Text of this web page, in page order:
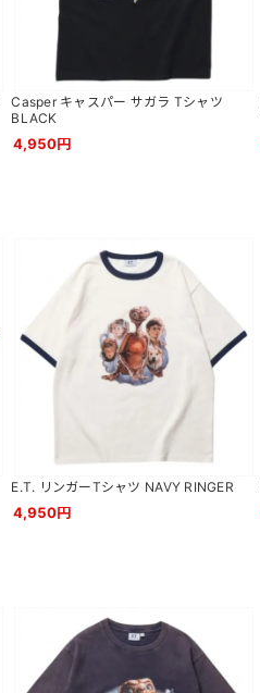
Casper キャスパー サガラ Tシャツ
BLACK
4,950円
E.T. リンガーTシャツ NAVY RINGER
4,950円